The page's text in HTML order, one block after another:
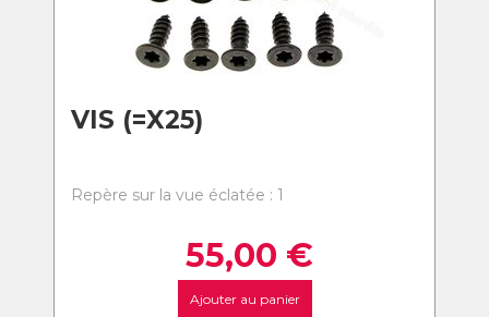
VIS (=X25)
Repère sur la vue éclatée : 1
55,00 €
Ajouter au panier